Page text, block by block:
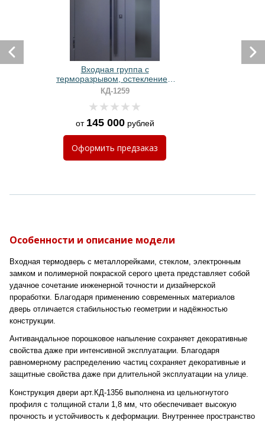
Входная группа с
терморазрывом, остеклением
сбоку, длинной ручкой и
панелями МДФ «графит»
КД-1259
от 145 000рублей
Оформить предзаказ
Особенности и описание модели
Входная термодверь с металлорейками, стеклом, электронным
замком и полимерной покраской серого цвета представляет собой
удачное сочетание инженерной точности и дизайнерской
проработки. Благодаря применению современных материалов
дверь отличается стабильностью геометрии и надёжностью
конструкции.
Антивандальное порошковое напыление сохраняет декоративные
свойства даже при интенсивной эксплуатации. Благодаря
равномерному распределению частиц сохраняет декоративные и
защитные свойства даже при длительной эксплуатации на улице.
Конструкция двери арт.КД-1356 выполнена из цельногнутого
профиля с толщиной стали 1,8 мм, что обеспечивает высокую
прочность и устойчивость к деформации. Внутреннее пространство